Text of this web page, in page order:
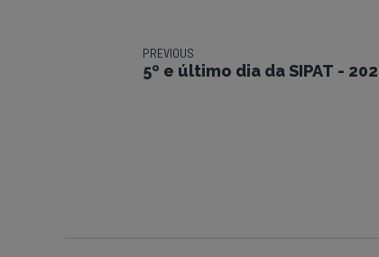
PREVIOUS
5º e último dia da SIPAT -